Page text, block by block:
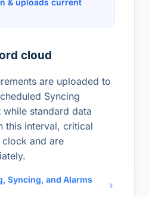
& uploads current
cloud
are uploaded to
Syncing
standard data
this interval, critical
and are
Syncing, and Alarms